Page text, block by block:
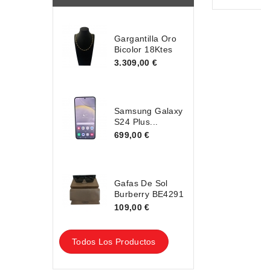
Gargantilla Oro
Bicolor 18Ktes
3.309,00 €
Samsung Galaxy
S24 Plus...
699,00 €
Gafas De Sol
Burberry BE4291
109,00 €
Todos Los Productos